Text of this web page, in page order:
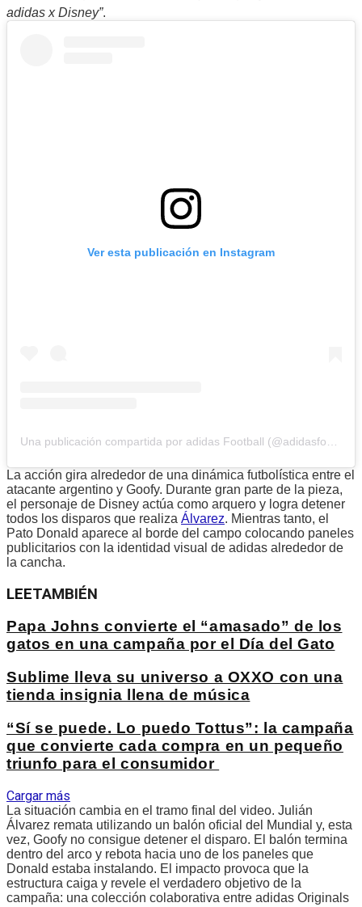
adidas x Disney”.
Ver esta publicación en Instagram
La acción gira alrededor de una dinámica futbolística entre el
atacante argentino y Goofy. Durante gran parte de la pieza,
el personaje de Disney actúa como arquero y logra detener
todos los disparos que realiza Álvarez. Mientras tanto, el
Pato Donald aparece al borde del campo colocando paneles
publicitarios con la identidad visual de adidas alrededor de
la cancha.
LEETAMBIÉN
Papa Johns convierte el “amasado” de los
gatos en una campaña por el Día del Gato
Sublime lleva su universo a OXXO con una
tienda insignia llena de música
“Sí se puede. Lo puedo Tottus”: la campaña
que convierte cada compra en un pequeño
triunfo para el consumidor
Cargar más
La situación cambia en el tramo final del video. Julián
Álvarez remata utilizando un balón oficial del Mundial y, esta
vez, Goofy no consigue detener el disparo. El balón termina
dentro del arco y rebota hacia uno de los paneles que
Donald estaba instalando. El impacto provoca que la
estructura caiga y revele el verdadero objetivo de la
campaña: una colección colaborativa entre adidas Originals